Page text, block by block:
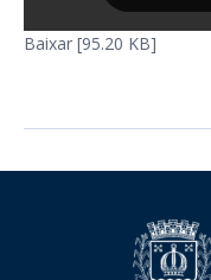
Baixar [95.20 KB]